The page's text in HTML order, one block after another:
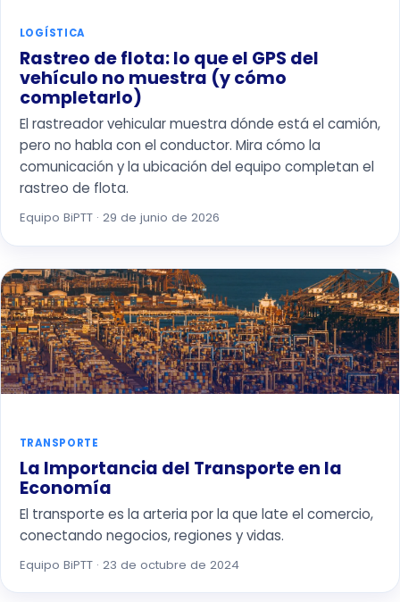
LOGÍSTICA
Rastreo de flota: lo que el GPS del
vehículo no muestra (y cómo
completarlo)
El rastreador vehicular muestra dónde está el camión,
pero no habla con el conductor. Mira cómo la
comunicación y la ubicación del equipo completan el
rastreo de flota.
Equipo BiPTT · 29 de junio de 2026
TRANSPORTE
La Importancia del Transporte en la
Economía
El transporte es la arteria por la que late el comercio,
conectando negocios, regiones y vidas.
Equipo BiPTT · 23 de octubre de 2024